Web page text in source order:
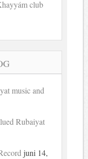
club
music and
Rubaiyat
juni 14,